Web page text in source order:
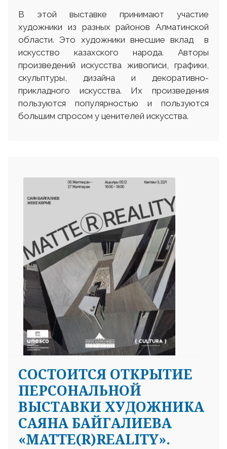
В этой выставке принимают участие
художники из разных районов Алматинской
области. Это художники внесшие вклад в
искусство казахского народа. Авторы
произведений искусства живописи, графики,
скульптуры, дизайна и декоративно-
прикладного искусства. Их произведения
пользуются популярностью и пользуются
большим спросом у ценителей искусства.
CОСТОИТСЯ ОТКРЫТИЕ
ПЕРСОНАЛЬНОЙ
ВЫСТАВКИ ХУДОЖНИКА
САЯНА БАЙГАЛИЕВА
«MATTE(R)REALITY».